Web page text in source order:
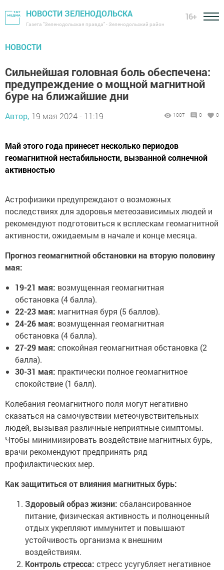
НОВОСТИ ЗЕЛЕНОДОЛЬСКА
Газета "Зеленодольская правда" - Зеленодольский район
16+
НОВОСТИ
Сильнейшая головная боль обеспечена:
предупреждение о мощной магнитной
буре на ближайшие дни
Автор, 19 мая 2024 - 11:19 1007 0 0
Май этого года принесет несколько периодов
геомагнитной нестабильности, вызванной солнечной
активностью
Астрофизики предупреждают о возможных
последствиях для здоровья метеозависимых людей и
рекомендуют подготовиться к всплескам геомагнитной
активности, ожидаемым в начале и конце месяца.
Прогноз геомагнитной обстановки на вторую половину
мая:
19-21 мая: возмущенная геомагнитная
обстановка (4 балла).
22-23 мая: магнитная буря (5 баллов).
24-26 мая: возмущенная геомагнитная
обстановка (4 балла).
27-29 мая: спокойная геомагнитная обстановка (2
балла).
30-31 мая: практически полное геомагнитное
спокойствие (1 балл).
Колебания геомагнитного поля могут негативно
сказаться на самочувствии метеочувствительных
людей, вызывая различные неприятные симптомы.
Чтобы минимизировать воздействие магнитных бурь,
врачи рекомендуют предпринять ряд
профилактических мер.
Как защититься от влияния магнитных бурь:
Здоровый образ жизни: сбалансированное
питание, физическая активность и полноценный
отдых укрепляют иммунитет и повышают
устойчивость организма к внешним
воздействиям.
Контроль стресса: стресс усугубляет негативное